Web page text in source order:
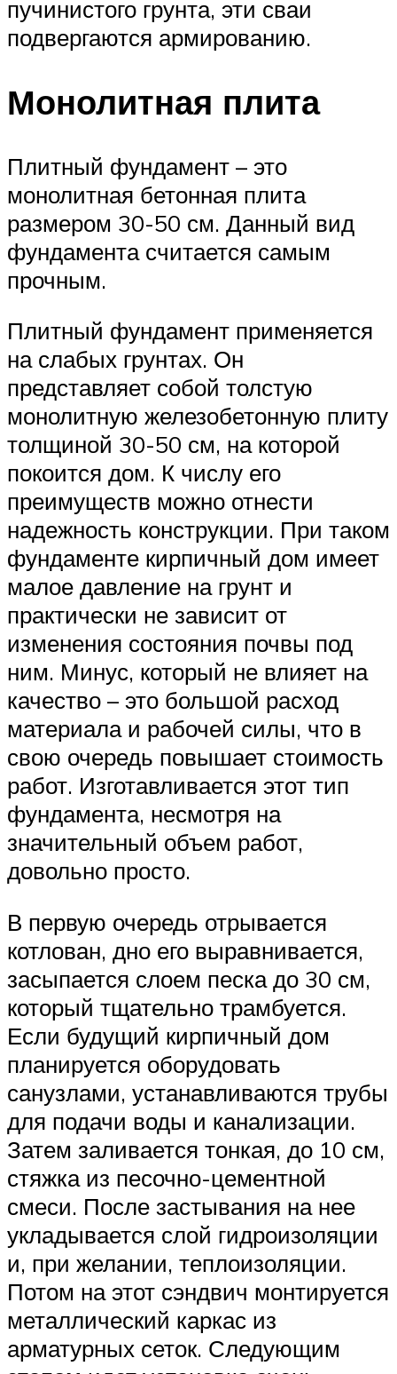
пучинистого грунта, эти сваи
подвергаются армированию.
Монолитная плита
Плитный фундамент – это
монолитная бетонная плита
размером 30-50 см. Данный вид
фундамента считается самым
прочным.
Плитный фундамент применяется
на слабых грунтах. Он
представляет собой толстую
монолитную железобетонную плиту
толщиной 30-50 см, на которой
покоится дом. К числу его
преимуществ можно отнести
надежность конструкции. При таком
фундаменте кирпичный дом имеет
малое давление на грунт и
практически не зависит от
изменения состояния почвы под
ним. Минус, который не влияет на
качество – это большой расход
материала и рабочей силы, что в
свою очередь повышает стоимость
работ. Изготавливается этот тип
фундамента, несмотря на
значительный объем работ,
довольно просто.
В первую очередь отрывается
котлован, дно его выравнивается,
засыпается слоем песка до 30 см,
который тщательно трамбуется.
Если будущий кирпичный дом
планируется оборудовать
санузлами, устанавливаются трубы
для подачи воды и канализации.
Затем заливается тонкая, до 10 см,
стяжка из песочно-цементной
смеси. После застывания на нее
укладывается слой гидроизоляции
и, при желании, теплоизоляции.
Потом на этот сэндвич монтируется
металлический каркас из
арматурных сеток. Следующим